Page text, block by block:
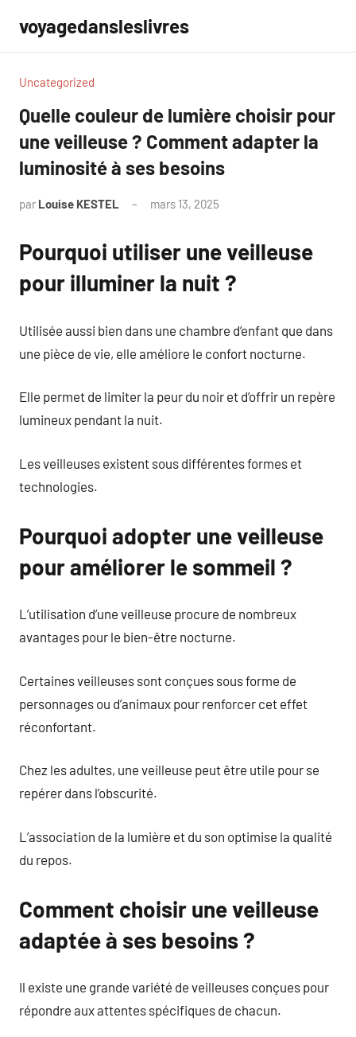
contenu
voyagedansleslivres
Uncategorized
Quelle couleur de lumière choisir pour
une veilleuse ? Comment adapter la
luminosité à ses besoins
par Louise KESTEL mars 13, 2025
Pourquoi utiliser une veilleuse
pour illuminer la nuit ?
Utilisée aussi bien dans une chambre d’enfant que dans
une pièce de vie, elle améliore le confort nocturne.
Elle permet de limiter la peur du noir et d’offrir un repère
lumineux pendant la nuit.
Les veilleuses existent sous différentes formes et
technologies.
Pourquoi adopter une veilleuse
pour améliorer le sommeil ?
L’utilisation d’une veilleuse procure de nombreux
avantages pour le bien-être nocturne.
Certaines veilleuses sont conçues sous forme de
personnages ou d’animaux pour renforcer cet effet
réconfortant.
Chez les adultes, une veilleuse peut être utile pour se
repérer dans l’obscurité.
L’association de la lumière et du son optimise la qualité
du repos.
Comment choisir une veilleuse
adaptée à ses besoins ?
Il existe une grande variété de veilleuses conçues pour
répondre aux attentes spécifiques de chacun.